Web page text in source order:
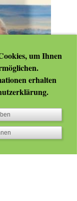
um Ihnen
erhalten
.